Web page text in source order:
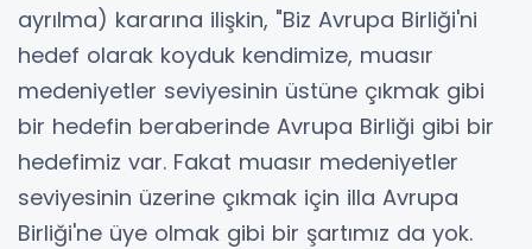
ayrılma) kararına ilişkin, "Biz Avrupa Birliği'ni
hedef olarak koyduk kendimize, muasır
medeniyetler seviyesinin üstüne çıkmak gibi
bir hedefin beraberinde Avrupa Birliği gibi bir
hedefimiz var. Fakat muasır medeniyetler
seviyesinin üzerine çıkmak için illa Avrupa
Birliği'ne üye olmak gibi bir şartımız da yok.